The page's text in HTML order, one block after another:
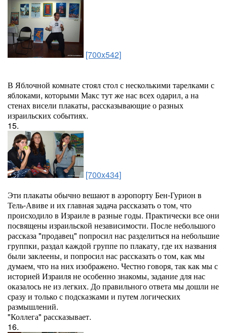
[700x542]
В Яблочной комнате стоял стол с несколькими тарелками с
яблоками, которыми Макс тут же нас всех одарил, а на
стенах висели плакаты, рассказывающие о разных
израильских событиях.
15.
[700x434]
Эти плакаты обычно вешают в аэропорту Бен-Гурион в
Тель-Авиве и их главная задача рассказать о том, что
происходило в Израиле в разные годы. Практически все они
посвящены израильской независимости. После небольшого
рассказа "продавец" попросил нас разделиться на небольшие
группки, раздал каждой группе по плакату, где их названия
были заклеены, и попросил нас рассказать о том, как мы
думаем, что на них изображено. Честно говоря, так как мы с
историей Израиля не особенно знакомы, задание для нас
оказалось не из легких. До правильного ответа мы дошли не
сразу и только с подсказками и путем логических
размышлений.
"Коллега" рассказывает.
16.